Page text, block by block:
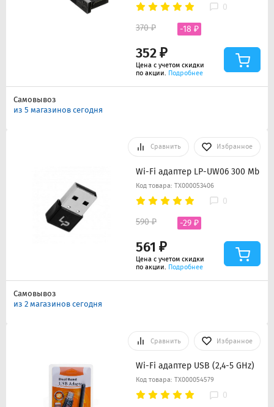
0
352 ₽
370 ₽ -18 ₽
Цена с учетом скидки
по акции. Подробнее
Самовывоз
из 5 магазинов сегодня
Сравнить Избранное
Wi-Fi адаптер LP-UW06 300 Mb
Код товара: ТХ000053406
0
561 ₽
590 ₽ -29 ₽
Цена с учетом скидки
по акции. Подробнее
Самовывоз
из 2 магазинов сегодня
Сравнить Избранное
Wi-Fi адаптер USB (2,4-5 GHz)
Код товара: ТХ000054579
0